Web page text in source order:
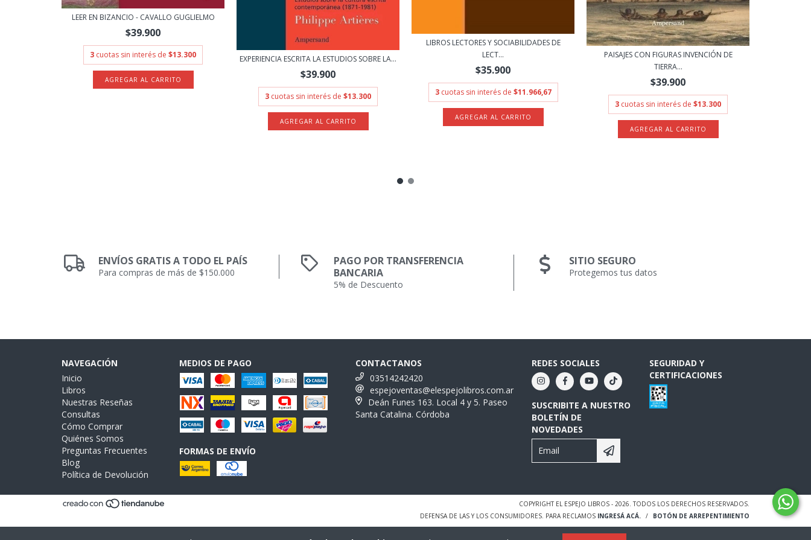
LEER EN BIZANCIO - CAVALLO GUGLIELMO
$39.900
3 cuotas sin interés de $13.300 EXPERIENCIA ESCRITA LA ESTUDIOS SOBRE LA...
$39.900
3 cuotas sin interés de $13.300
LIBROS LECTORES Y SOCIABILIDADES DE
LECT...
$35.900
3 cuotas sin interés de $11.966,67
PAISAJES CON FIGURAS INVENCIÓN DE
TIERRA...
$39.900
3 cuotas sin interés de $13.300
ENVÍOS GRATIS A TODO EL PAÍS
Para compras de más de $150.000
PAGO POR TRANSFERENCIA
BANCARIA
5% de Descuento
SITIO SEGURO
Protegemos tus datos
NAVEGACIÓN
Inicio
Libros
Nuestras Reseñas
Consultas
Cómo Comprar
Quiénes Somos
Preguntas Frecuentes
Blog
Política de Devolución
MEDIOS DE PAGO
FORMAS DE ENVÍO
CONTACTANOS
03514242420
espejoventas@elespejolibros.com.ar
Deán Funes 163. Local 4 y 5. Paseo
Santa Catalina. Córdoba
REDES SOCIALES
SUSCRIBITE A NUESTRO
BOLETÍN DE
NOVEDADES
SEGURIDAD Y
CERTIFICACIONES
COPYRIGHT EL ESPEJO LIBROS - 2026. TODOS LOS DERECHOS RESERVADOS.
DEFENSA DE LAS Y LOS CONSUMIDORES. PARA RECLAMOS INGRESÁ ACÁ. / BOTÓN DE ARREPENTIMIENTO